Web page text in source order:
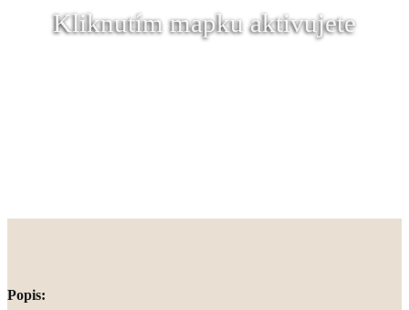
Kliknutím mapku aktivujete
Popis: